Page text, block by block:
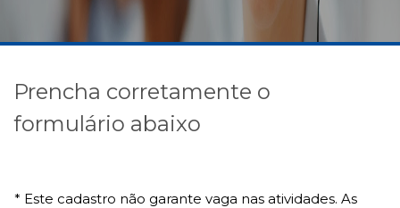
Prencha corretamente o
formulário abaixo
* Este cadastro não garante vaga nas atividades. As